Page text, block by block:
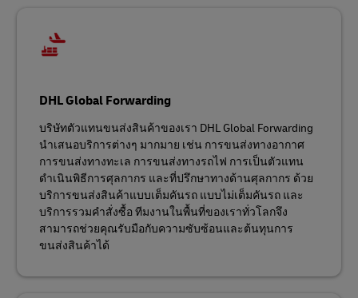
DHL Global Forwarding
บริษัทตัวแทนขนส่งสินค้าของเรา DHL Global Forwarding
นำเสนอบริการต่างๆ มากมาย เช่น การขนส่งทางอากาศ
การขนส่งทางทะเล การขนส่งทางรถไฟ การเป็นตัวแทน
ดำเนินพิธีการศุลกากร และที่ปรึกษาทางด้านศุลกากร ด้วย
บริการขนส่งสินค้าแบบเต็มคันรถ แบบไม่เต็มคันรถ และ
บริการรวมคำสั่งซื้อ ทีมงานในพื้นที่ของเราทั่วโลกจึง
สามารถช่วยคุณรับมือกับความซับซ้อนและต้นทุนการ
ขนส่งสินค้าได้